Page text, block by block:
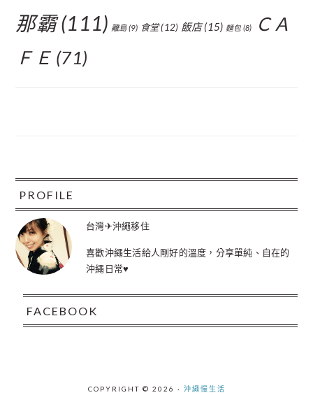
那霸(111) 離島(9) 食堂(12) 飯店(15) 麵包 (8)
ＣＡ
ＦＥ (71)
FOOTER
PROFILE
台灣✈沖繩移住
喜歡沖繩生活給人剛好的溫度，分享單純、自在的
沖繩日常♥
FACEBOOK
COPYRIGHT © 2026 · 沖繩慢生活